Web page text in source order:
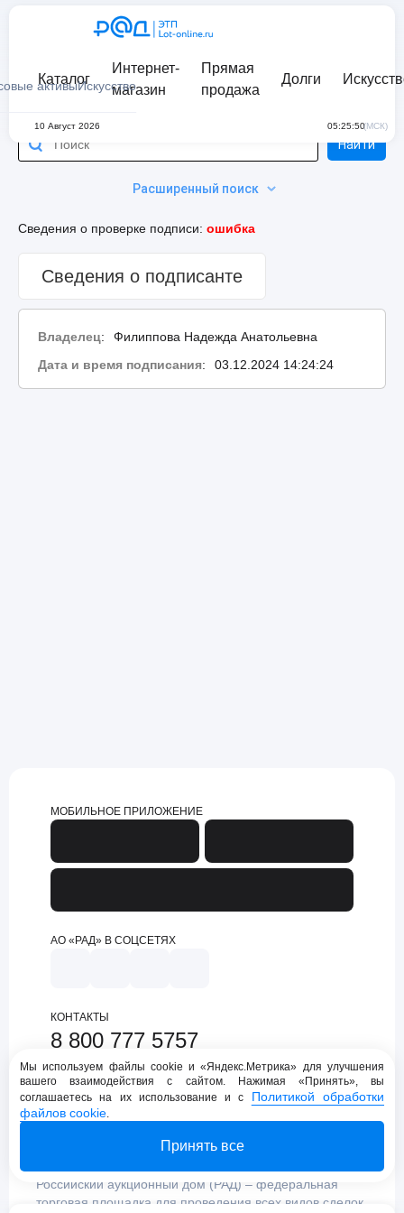
активыИскусство
Каталог
Интернет-
магазин
Прямая
продажа
Долги
10 Август 2026 05:25:50(МСК)
Расширенный поиск
Найти
Сведения о проверке подписи: ошибка
Сведения о подписанте
Владелец:
Филиппова Надежда Анатольевна
Дата и время подписания: 03.12.2024 14:24:24
МОБИЛЬНОЕ ПРИЛОЖЕНИЕ
АО «РАД» В СОЦСЕТЯХ
КОНТАКТЫ
8 800 777 5757
support@lot-online.ru
Техническая поддержка
Российский аукционный дом (РАД) – федеральная
торговая площадка для проведения всех видов сделок
Мы используем файлы cookie и «Яндекс.Метрика» для улучшения
вашего взаимодействия с сайтом. Нажимая «Принять», вы
соглашаетесь на их использование и с Политикой обработки
файлов cookie.
Принять все